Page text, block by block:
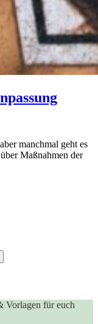
manchmal geht es
Maßnahmen der
Vorlagen für euch